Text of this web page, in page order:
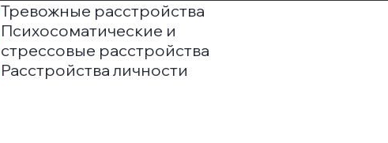
Тревожные расстройства
Психосоматические и
стрессовые расстройства
Расстройства личности